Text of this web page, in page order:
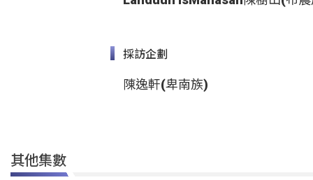
採訪企劃
陳逸軒(卑南族)
其他集數